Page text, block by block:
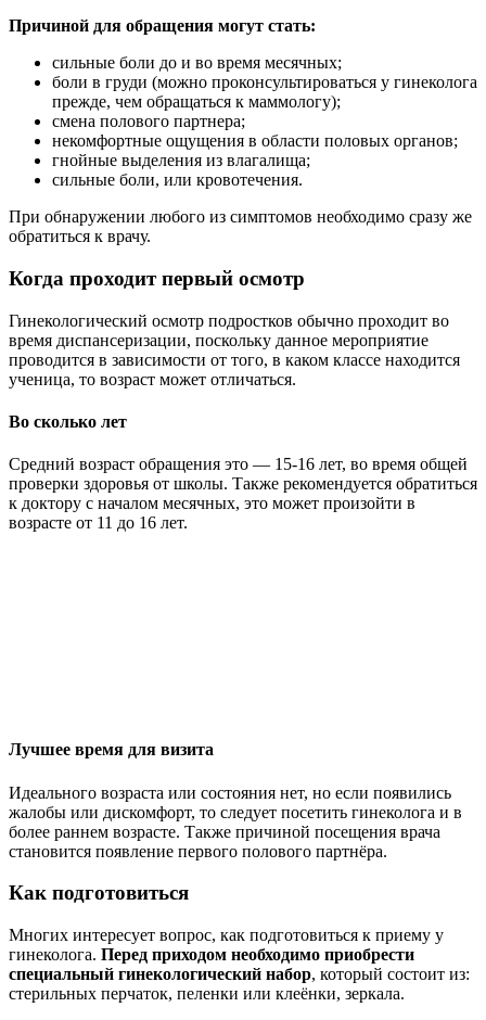
Причиной для обращения могут стать:
сильные боли до и во время месячных;
боли в груди (можно проконсультироваться у гинеколога
прежде, чем обращаться к маммологу);
смена полового партнера;
некомфортные ощущения в области половых органов;
гнойные выделения из влагалища;
сильные боли, или кровотечения.
При обнаружении любого из симптомов необходимо сразу же
обратиться к врачу.
Когда проходит первый осмотр
Гинекологический осмотр подростков обычно проходит во
время диспансеризации, поскольку данное мероприятие
проводится в зависимости от того, в каком классе находится
ученица, то возраст может отличаться.
Во сколько лет
Средний возраст обращения это — 15-16 лет, во время общей
проверки здоровья от школы. Также рекомендуется обратиться
к доктору с началом месячных, это может произойти в
возрасте от 11 до 16 лет.
Лучшее время для визита
Идеального возраста или состояния нет, но если появились
жалобы или дискомфорт, то следует посетить гинеколога и в
более раннем возрасте. Также причиной посещения врача
становится появление первого полового партнёра.
Как подготовиться
Многих интересует вопрос, как подготовиться к приему у
гинеколога. Перед приходом необходимо приобрести
специальный гинекологический набор, который состоит из:
стерильных перчаток, пеленки или клеёнки, зеркала.